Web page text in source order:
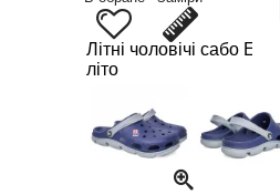
Літні чоловічі сабо
літо